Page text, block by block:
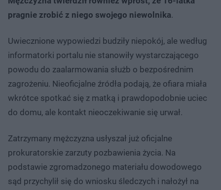
pragnie zrobić z niego swojego niewolnika.
Uwiecznione wypowiedzi budziły niepokój, ale według
informatorki portalu nie stanowiły wystarczającego
powodu do zaalarmowania służb o bezpośrednim
zagrożeniu. Nieoficjalne źródła podają, że ofiara miała
wkrótce spotkać się z matką i prawdopodobnie uciec
do domu, ale kontakt nieoczekiwanie się urwał.
Zatrzymany mężczyzna usłyszał już oficjalne
prokuratorskie zarzuty pozbawienia życia. Na
podstawie zgromadzonego materiału dowodowego
sąd przychylił się do wniosku śledczych i nałożył na